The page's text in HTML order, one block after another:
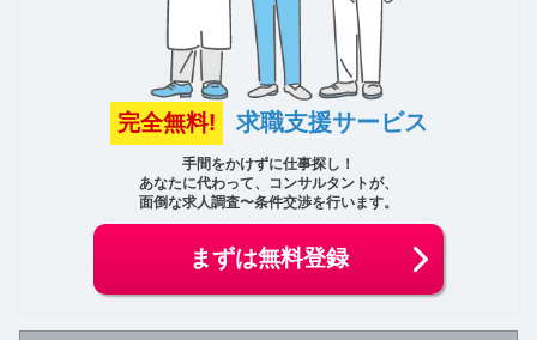
完全無料! 求職支援サービス
手間をかけずに仕事探し！
あなたに代わって、コンサルタントが、
面倒な求人調査〜条件交渉を行います。
まずは無料登録